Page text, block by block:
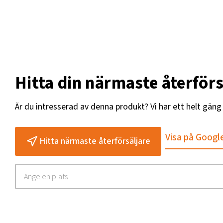
Hitta din närmaste
Är du intresserad av denna produkt? Vi har ett helt
Hitta närmaste återförsäljare Visa på